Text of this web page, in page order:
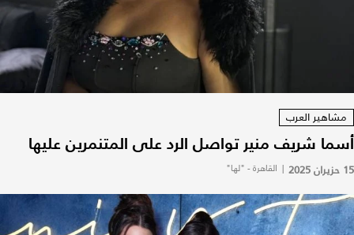
مشاهير العرب
أسما شريف منير تواصل الرد على المتنمرين عليها
15 حزيران 2025 | القاهرة - "لها"